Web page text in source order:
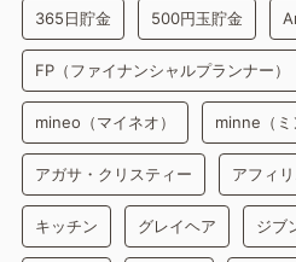
365日貯金 500円玉貯金
FP（ファイナンシャルプランナー）
mineo（マイネオ） minne（ミ
アガサ・クリスティー アフィ
キッチン グレイヘア ジブ